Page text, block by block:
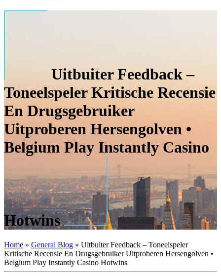
Uitbuiter Feedback –
Toneelspeler Kritische Recensie
En Drugsgebruiker
Uitproberen Hersengolven •
Belgium Play Instantly Casino
Hotwins
Home » General Blog » Uitbuiter Feedback – Toneelspeler
Kritische Recensie En Drugsgebruiker Uitproberen Hersengolven •
Belgium Play Instantly Casino Hotwins